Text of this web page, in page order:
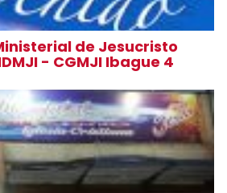
de Jesucristo
- CGMJI Ibague 4